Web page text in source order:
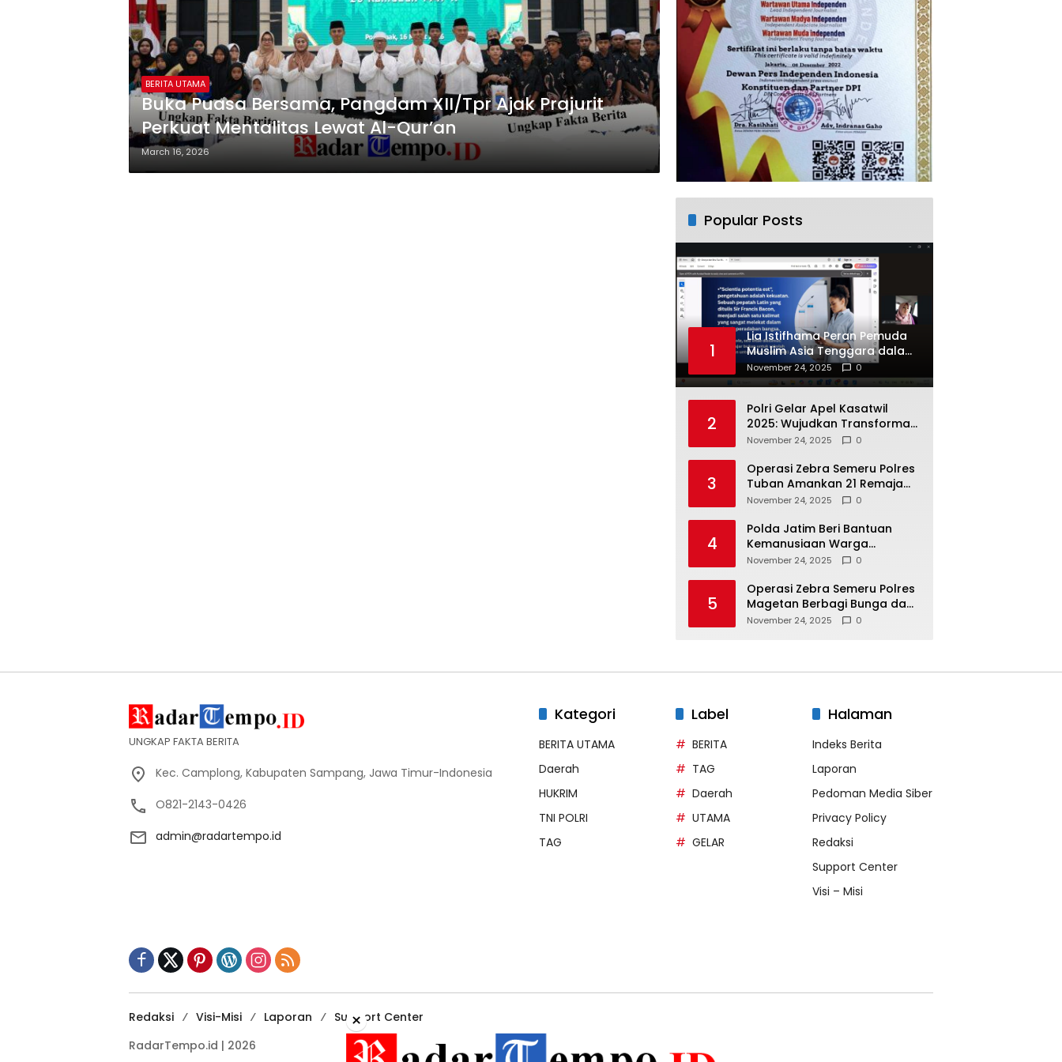
BERITA UTAMA
Buka Puasa Bersama, Pangdam XII/Tpr Ajak Prajurit
Perkuat Mentalitas Lewat Al-Qur’an
March 16, 2026
Popular Posts
1
Lia Istifhama Peran Pemuda
Muslim Asia Tenggara dalam
Inovasi dan Kolaborasi
Internasional
November 24, 2025 0
2
Polri Gelar Apel Kasatwil
2025: Wujudkan Transformasi
Polri yang Profesional untuk
November 24, 2025 0
3
Operasi Zebra Semeru Polres
Tuban Amankan 21 Remaja
Pelaku Balap Liar
November 24, 2025 0
4
Polda Jatim Beri Bantuan
Kemanusiaan Warga
Terdampak Erupsi Gunung
November 24, 2025 0
5
Operasi Zebra Semeru Polres
Magetan Berbagi Bunga dan
Coklat Ajak Warga Tertib
November 24, 2025 0
UNGKAP FAKTA BERITA
Kec. Camplong, Kabupaten Sampang, Jawa Timur-Indonesia
O821-2143-0426
admin@radartempo.id
Kategori
BERITA UTAMA
Daerah
HUKRIM
TNI POLRI
TAG
Label
BERITA
TAG
Daerah
UTAMA
GELAR
Halaman
Indeks Berita
Laporan
Pedoman Media Siber
Privacy Policy
Redaksi
Support Center
Visi – Misi
Redaksi Visi-Misi Laporan
Support Center
RadarTempo.id | 2026
×